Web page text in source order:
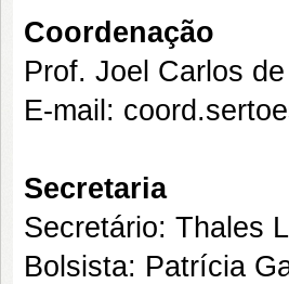
Coordenação
Prof. Joel Carlos
E-mail:
Secretaria
Secretário: Thales
Bolsista: Patrícia